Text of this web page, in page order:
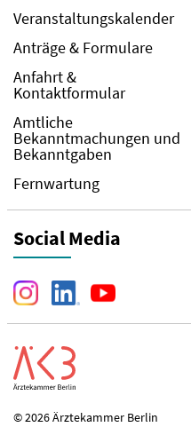
Veranstaltungskalender
Anträge & Formulare
Anfahrt &
Kontaktformular
Amtliche
Bekanntmachungen und
Bekanntgaben
Fernwartung
Social Media
© 2026 Ärztekammer Berlin